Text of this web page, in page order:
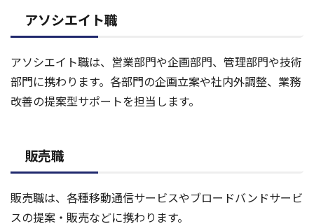
アソシエイト職
アソシエイト職は、営業部門や企画部門、管理部門や技術
部門に携わります。各部門の企画立案や社内外調整、業務
改善の提案型サポートを担当します。
販売職
販売職は、各種移動通信サービスやブロードバンドサービ
スの提案・販売などに携わります。